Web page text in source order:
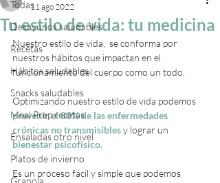
Todas
Desayunos saludables
Recetas
Hábitos saludables
Snacks saludables
Meal Prep recetas
Ensaladas otro nivel
Platos de invierno
Granola
Tu estilo de vida: tu medicina
11 ago 2022
Nuestro estilo de vida,  se conforma por
nuestros hábitos que impactan en el
funcionamiento del cuerpo como un todo.
Optimizando nuestro estilo de vida podemos
prevenir el 80% de las enfermedades
crónicas no transmisibles y lograr un
bienestar psicofísico
Es un proceso fácil y simple que podemos